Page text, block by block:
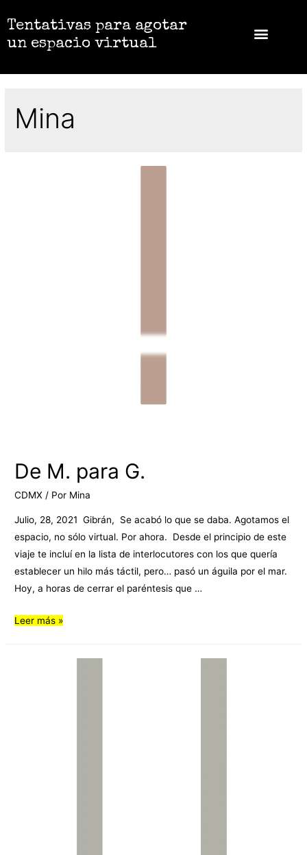
Tentativas para agotar
un espacio virtual
Mina
De M. para G.
CDMX / Por Mina
Julio, 28, 2021 Gibrán, Se acabó lo que se daba. Agotamos el
espacio, no sólo virtual. Por ahora. Desde el principio de este
viaje te incluí en la lista de interlocutores con los que quería
establecer un hilo más táctil, pero… pasó un águila por el mar.
Hoy, a horas de cerrar el paréntesis que …
Leer más »